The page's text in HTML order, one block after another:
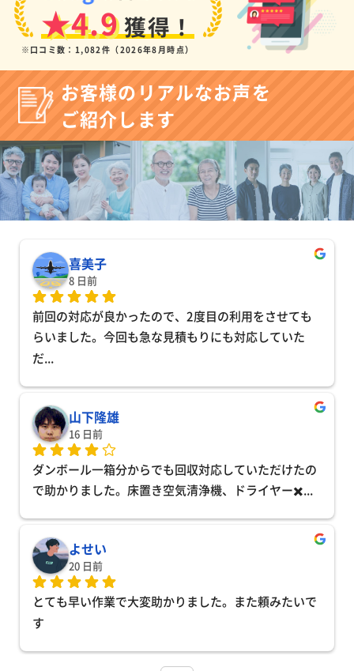
★4.9獲得！
※口コミ数：1,082件（2026年8月時点）
お客様のリアルなお声を
ご紹介します
喜美子
8 日前
前回の対応が良かったので、2度目の利用をさせても
らいました。今回も急な見積もりにも対応していた
だ...
山下隆雄
16 日前
ダンボール一箱分からでも回収対応していただけたの
で助かりました。床置き空気清浄機、ドライヤー✖️...
よせい
20 日前
とても早い作業で大変助かりました。また頼みたいで
す